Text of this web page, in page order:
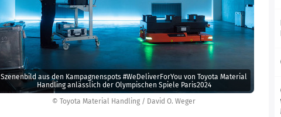
© Toyota Material Handling / David O. Weger
Szenenbild aus den Kampagnenspots #WeDeliverForYou von Toyota Material
Handling anlässlich der Olympischen Spiele Paris2024